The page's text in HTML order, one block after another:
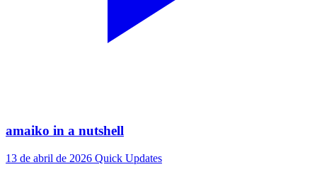
amaiko in a nutshell
13 de abril de 2026 Quick Updates